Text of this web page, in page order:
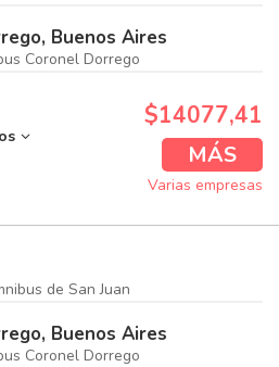
Buenos Aires
Coronel Dorrego
$14077,41
MÁS
Varias empresas
de San Juan
Buenos Aires
Coronel Dorrego